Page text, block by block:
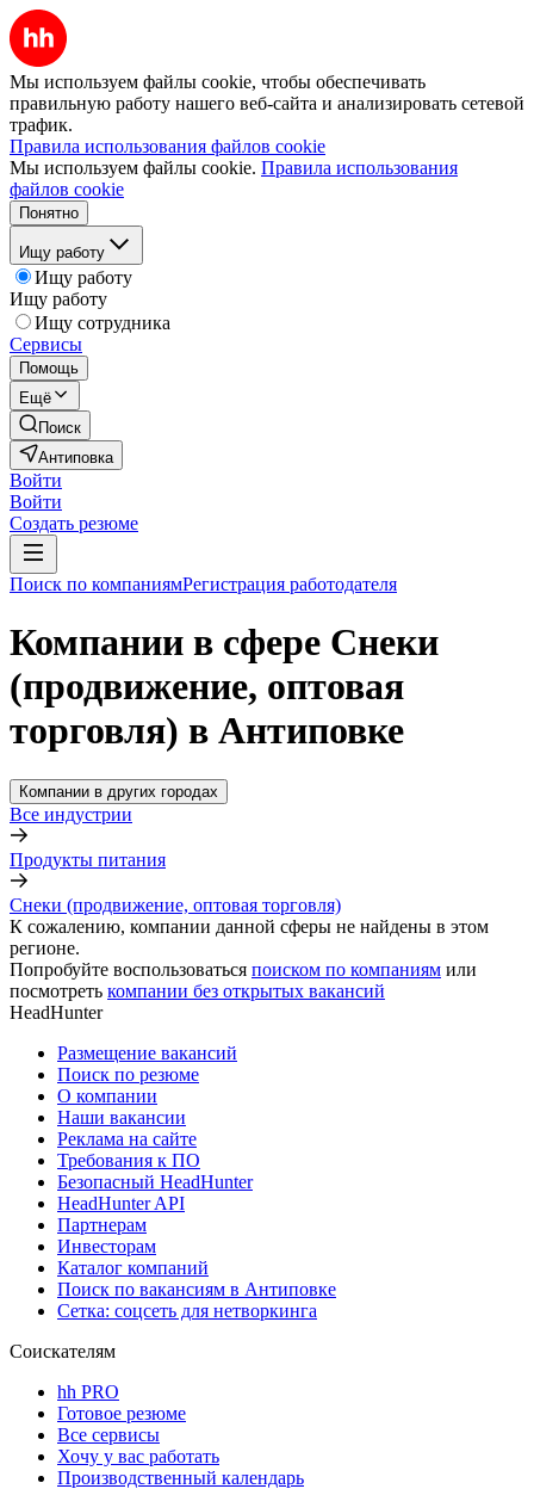
Мы используем файлы cookie, чтобы обеспечивать
правильную работу нашего веб-сайта и анализировать сетевой
трафик.
Правила использования файлов cookie
Мы используем файлы cookie. Правила использования
файлов cookie
Понятно
Ищу работу
Ищу работу
Ищу работу
Ищу сотрудника
Сервисы
Помощь
Ещё
Поиск
Антиповка
Войти
Войти
Создать резюме
Поиск по компаниямРегистрация работодателя
Компании в сфере Снеки
(продвижение, оптовая
торговля) в Антиповке
Компании в других городах
Все индустрии
Продукты питания
Снеки (продвижение, оптовая торговля)
К сожалению, компании данной сферы не найдены в этом
регионе.
Попробуйте воспользоваться поиском по компаниям или
посмотреть компании без открытых вакансий
HeadHunter
Размещение вакансий
Поиск по резюме
О компании
Наши вакансии
Реклама на сайте
Требования к ПО
Безопасный HeadHunter
HeadHunter API
Партнерам
Инвесторам
Каталог компаний
Поиск по вакансиям в Антиповке
Сетка: соцсеть для нетворкинга
Соискателям
hh PRO
Готовое резюме
Все сервисы
Хочу у вас работать
Производственный календарь